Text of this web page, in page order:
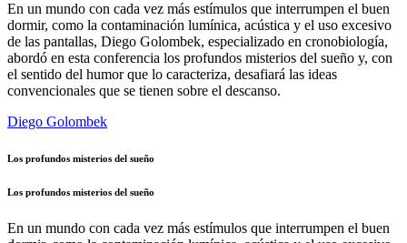
En un mundo con cada vez más estímulos que interrumpen el buen
dormir, como la contaminación lumínica, acústica y el uso excesivo
de las pantallas, Diego Golombek, especializado en cronobiología,
abordó en esta conferencia los profundos misterios del sueño y, con
el sentido del humor que lo caracteriza, desafiará las ideas
convencionales que se tienen sobre el descanso.
Diego Golombek
Los profundos misterios del sueño
Los profundos misterios del sueño
En un mundo con cada vez más estímulos que interrumpen el buen